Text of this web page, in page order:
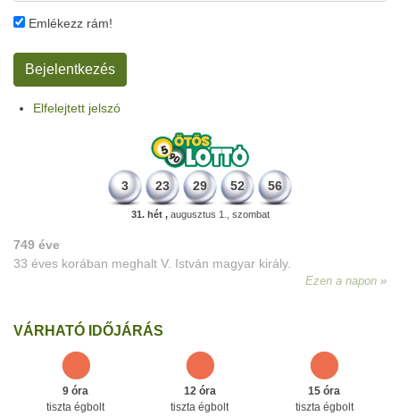
Emlékezz rám!
Elfelejtett jelszó
3 23 29 52 56
31. hét ,augusztus 1., szombat
749 éve
33 éves korában meghalt V. István magyar király.
Ezen a napon
VÁRHATÓ IDŐJÁRÁS
9 óra
tiszta égbolt
12 óra
tiszta égbolt
15 óra
tiszta égbolt